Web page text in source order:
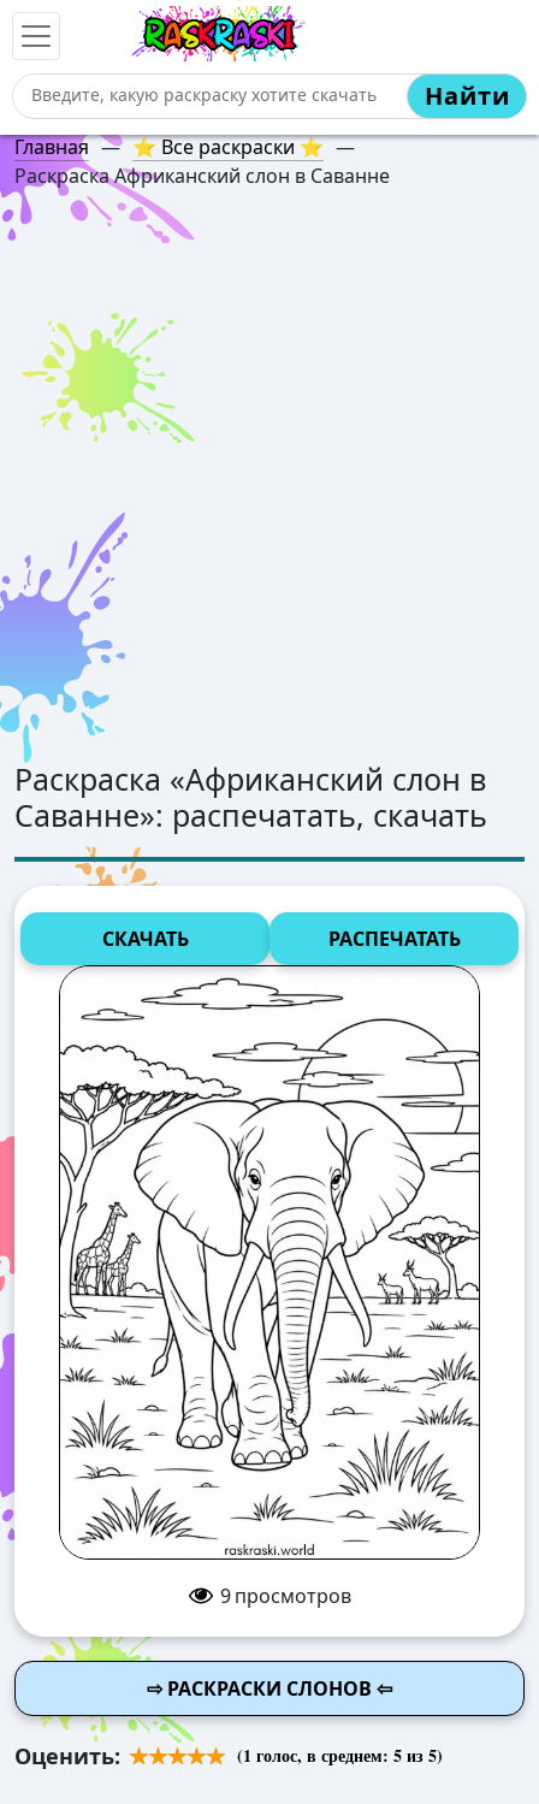
Найти
Главная — ⭐ Все раскраски ⭐ —
Раскраска Африканский слон в Саванне
Раскраска «Африканский слон в
Саванне»: распечатать, скачать
СКАЧАТЬ РАСПЕЧАТАТЬ
9 просмотров
⇨ РАСКРАСКИ СЛОНОВ ⇦
Оценить: (1 голос, в среднем: 5из 5)